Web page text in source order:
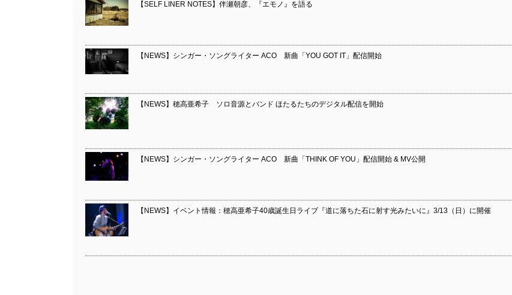
【SELF LINER NOTES】伴瀬朝彦、『エモノ』を語る
【NEWS】シンガー・ソングライター ACO 新曲「YOU GOT IT」配信開始
【NEWS】穂高亜希子 ソロ音源とバンド ほたるたちのデジタル配信を開始
【NEWS】シンガー・ソングライター ACO 新曲「THINK OF YOU」配信開始 & MV公開
【NEWS】イベント情報：穂高亜希子40歳誕生日ライブ『道に落ちた石に射す光みたいに』3/13（日）に開催